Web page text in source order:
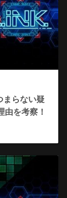
まらない疑
を考察！